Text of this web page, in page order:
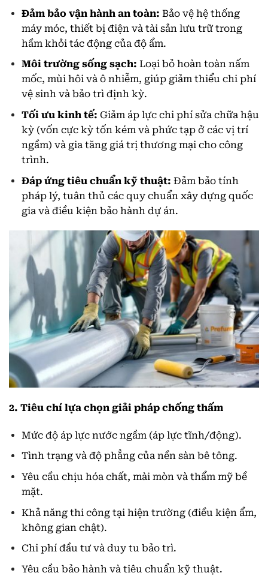
Đảm bảo vận hành an toàn: Bảo vệ hệ thống
máy móc, thiết bị điện và tài sản lưu trữ trong
hầm khỏi tác động của độ ẩm.
Môi trường sống sạch: Loại bỏ hoàn toàn nấm
mốc, mùi hôi và ô nhiễm, giúp giảm thiểu chi phí
vệ sinh và bảo trì định kỳ.
Tối ưu kinh tế: Giảm áp lực chi phí sửa chữa hậu
kỳ (vốn cực kỳ tốn kém và phức tạp ở các vị trí
ngầm) và gia tăng giá trị thương mại cho công
trình.
Đáp ứng tiêu chuẩn kỹ thuật: Đảm bảo tính
pháp lý, tuân thủ các quy chuẩn xây dựng quốc
gia và điều kiện bảo hành dự án.
2. Tiêu chí lựa chọn giải pháp chống thấm
Mức độ áp lực nước ngầm (áp lực tĩnh/động).
Tình trạng và độ phẳng của nền sàn bê tông.
Yêu cầu chịu hóa chất, mài mòn và thẩm mỹ bề
mặt.
Khả năng thi công tại hiện trường (điều kiện ẩm,
không gian chật).
Chi phí đầu tư và duy tu bảo trì.
Yêu cầu bảo hành và tiêu chuẩn kỹ thuật.